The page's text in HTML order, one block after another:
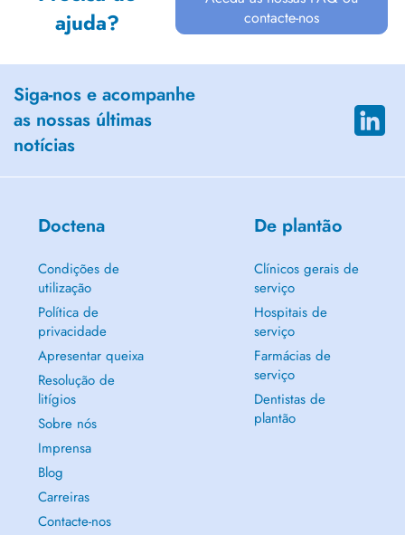
ajuda?
contacte-nos
Siga-nos e acompanhe
as nossas últimas
notícias
Doctena
Condições de
utilização
Política de
privacidade
Apresentar queixa
Resolução de
litígios
Sobre nós
Imprensa
Blog
Carreiras
Contacte-nos
De plantão
Clínicos gerais de
serviço
Hospitais de
serviço
Farmácias de
serviço
Dentistas de
plantão